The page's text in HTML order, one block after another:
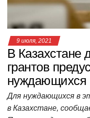
9 июля, 2021
В Казахстане
грантов
нуждающихся
Для нуждающихся в
в Казахстане,